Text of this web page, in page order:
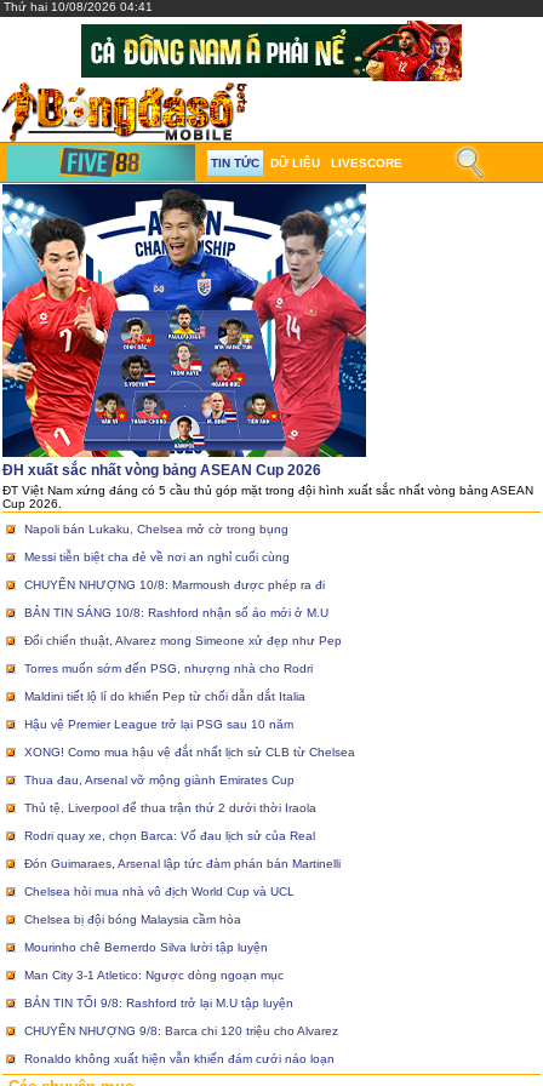
Thứ hai 10/08/2026 04:41
TIN TỨC DỮ LIỆU LIVESCORE
ĐH xuất sắc nhất vòng bảng ASEAN Cup 2026
ĐT Việt Nam xứng đáng có 5 cầu thủ góp mặt trong đội hình xuất sắc nhất vòng bảng ASEAN
Cup 2026.
Napoli bán Lukaku, Chelsea mở cờ trong bụng
Messi tiễn biệt cha đẻ về nơi an nghỉ cuối cùng
CHUYỂN NHƯỢNG 10/8: Marmoush được phép ra đi
BẢN TIN SÁNG 10/8: Rashford nhận số áo mới ở M.U
Đổi chiến thuật, Alvarez mong Simeone xử đẹp như Pep
Torres muốn sớm đến PSG, nhượng nhà cho Rodri
Maldini tiết lộ lí do khiến Pep từ chối dẫn dắt Italia
Hậu vệ Premier League trở lại PSG sau 10 năm
XONG! Como mua hậu vệ đắt nhất lịch sử CLB từ Chelsea
Thua đau, Arsenal vỡ mộng giành Emirates Cup
Thủ tệ, Liverpool để thua trận thứ 2 dưới thời Iraola
Rodri quay xe, chọn Barca: Vố đau lịch sử của Real
Đón Guimaraes, Arsenal lập tức đàm phán bán Martinelli
Chelsea hỏi mua nhà vô địch World Cup và UCL
Chelsea bị đội bóng Malaysia cầm hòa
Mourinho chê Bernerdo Silva lười tập luyện
Man City 3-1 Atletico: Ngược dòng ngoạn mục
BẢN TIN TỐI 9/8: Rashford trở lại M.U tập luyện
CHUYỂN NHƯỢNG 9/8: Barca chi 120 triệu cho Alvarez
Ronaldo không xuất hiện vẫn khiến đám cưới náo loạn